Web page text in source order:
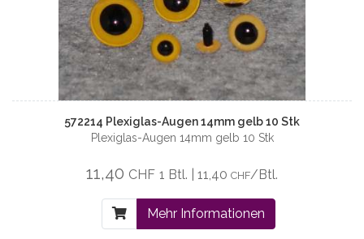
572214 Plexiglas-Augen 14mm gelb 10 Stk
Plexiglas-Augen 14mm gelb 10 Stk
11,40 CHF 1 Btl. | 11,40 CHF/Btl.
Mehr Informationen